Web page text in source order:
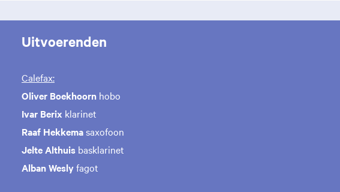
Uitvoerenden
Calefax:
Oliver Boekhoorn hobo
Ivar Berix klarinet
Raaf Hekkemasaxofoon
Jelte Althuis basklarinet
Alban Weslyfagot